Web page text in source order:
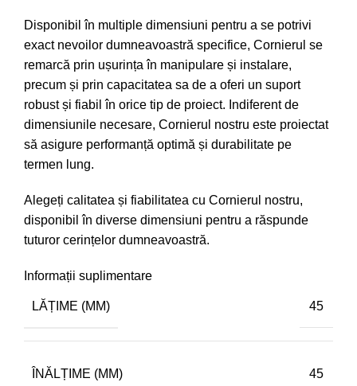
Disponibil în multiple dimensiuni pentru a se potrivi
exact nevoilor dumneavoastră specifice, Cornierul se
remarcă prin ușurința în manipulare și instalare,
precum și prin capacitatea sa de a oferi un suport
robust și fiabil în orice tip de proiect. Indiferent de
dimensiunile necesare, Cornierul nostru este proiectat
să asigure performanță optimă și durabilitate pe
termen lung.
Alegeți calitatea și fiabilitatea cu Cornierul nostru,
disponibil în diverse dimensiuni pentru a răspunde
tuturor cerințelor dumneavoastră.
Informații suplimentare
LĂȚIME (MM) 45
ÎNĂLȚIME (MM) 45